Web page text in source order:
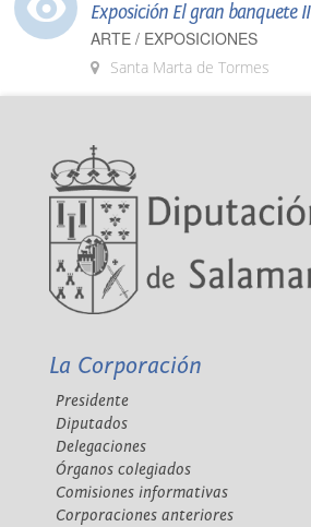
Exposición El gran banquete II
ARTE / EXPOSICIONES
Santa Marta de Tormes
La Corporación
Presidente
Diputados
Delegaciones
Órganos colegiados
Comisiones informativas
Corporaciones anteriores